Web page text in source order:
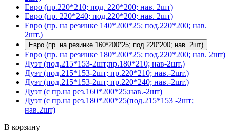
Евро (пр.220*210; под. 220*200; нав. 2шт)
Евро (пр. 220*240; под.220*200; нав. 2шт)
Евро (пр. на резинке 140*200*25; под.220*200; нав.
2шт.)
Евро (пр. на резинке 160*200*25; под.220*200; нав. 2шт)
Евро (пр. на резинке 180*200*25; под.220*200; нав. 2шт)
Дуэт (под.215*153-2шт;пр.180*210; нав-2шт.)
Дуэт (под.215*153-2шт; пр.220*210; нав.-2шт.)
Дуэт (под.215*153-2шт; пр.220*240; нав.-2шт.)
Дуэт (с пр.на рез.160*200*25;нав.-2шт)
Дуэт (с пр.на рез.180*200*25(под.215*153 -2шт;
нав.2шт)
В корзину